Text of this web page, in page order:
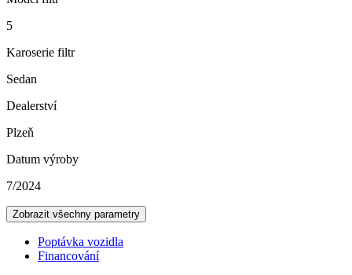
5
Karoserie filtr
Sedan
Dealerství
Plzeň
Datum výroby
7/2024
Zobrazit všechny parametry
Poptávka vozidla
Financování